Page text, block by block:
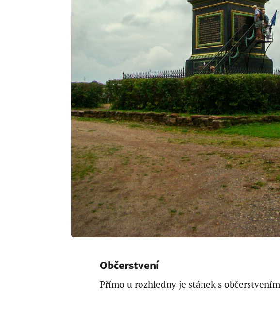
Občerstvení
Přímo u rozhledny je stánek s občerstvením